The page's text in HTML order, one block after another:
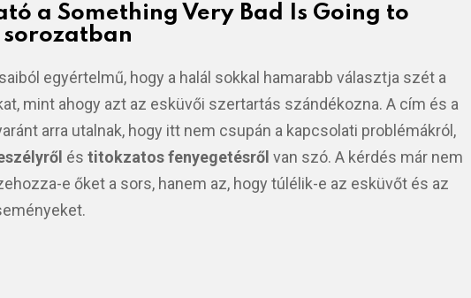
a Something Very Bad Is Going to
sorozatban
egyértelmű, hogy a halál sokkal hamarabb választja szét a
mint ahogy azt az esküvői szertartás szándékozna. A cím és a
arra utalnak, hogy itt nem csupán a kapcsolati problémákról,
és titokzatos fenyegetésről van szó. A kérdés már nem
e őket a sors, hanem az, hogy túlélik-e az esküvőt és az